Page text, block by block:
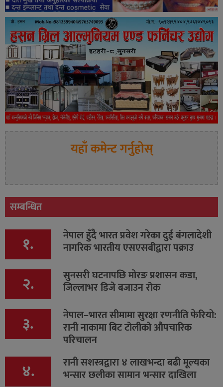
यहाँ कमेन्ट गर्नुहोस्
सम्बन्धित
१. नेपाल हुँदै भारत प्रवेश गरेका दुई बंगलादेशी
नागरिक भारतीय एसएसबीद्वारा पक्राउ
२. सुनसरी घटनापछि मोरङ प्रशासन कडा,
जिल्लाभर डिजे बजाउन रोक
३. नेपाल–भारत सीमामा सुरक्षा रणनीति फेरियो:
रानी नाकामा बिट टोलीको औपचारिक
परिचालन
४. रानी सशस्त्रद्वारा ४ लाखभन्दा बढी मूल्यका
भन्सार छलीका सामान भन्सार दाखिला